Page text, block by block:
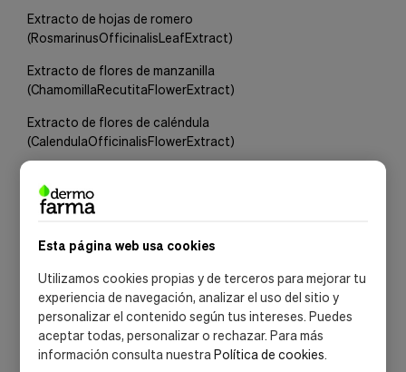
Esta página web usa cookies
Utilizamos cookies propias y de terceros para mejorar tu
experiencia de navegación, analizar el uso del sitio y
personalizar el contenido según tus intereses. Puedes
aceptar todas, personalizar o rechazar. Para más
información consulta nuestraPolítica de cookies.
Extracto de hojas de romero
(RosmarinusOfficinalisLeafExtract)
Extracto de flores de manzanilla
(ChamomillaRecutitaFlowerExtract)
Extracto de flores de caléndula
(CalendulaOfficinalisFlowerExtract)
Aceite de azahar (Citrus
Aceite de piel de naranja (Citrus
Aceite de lavanda ( Lavandula Oil/ Extract